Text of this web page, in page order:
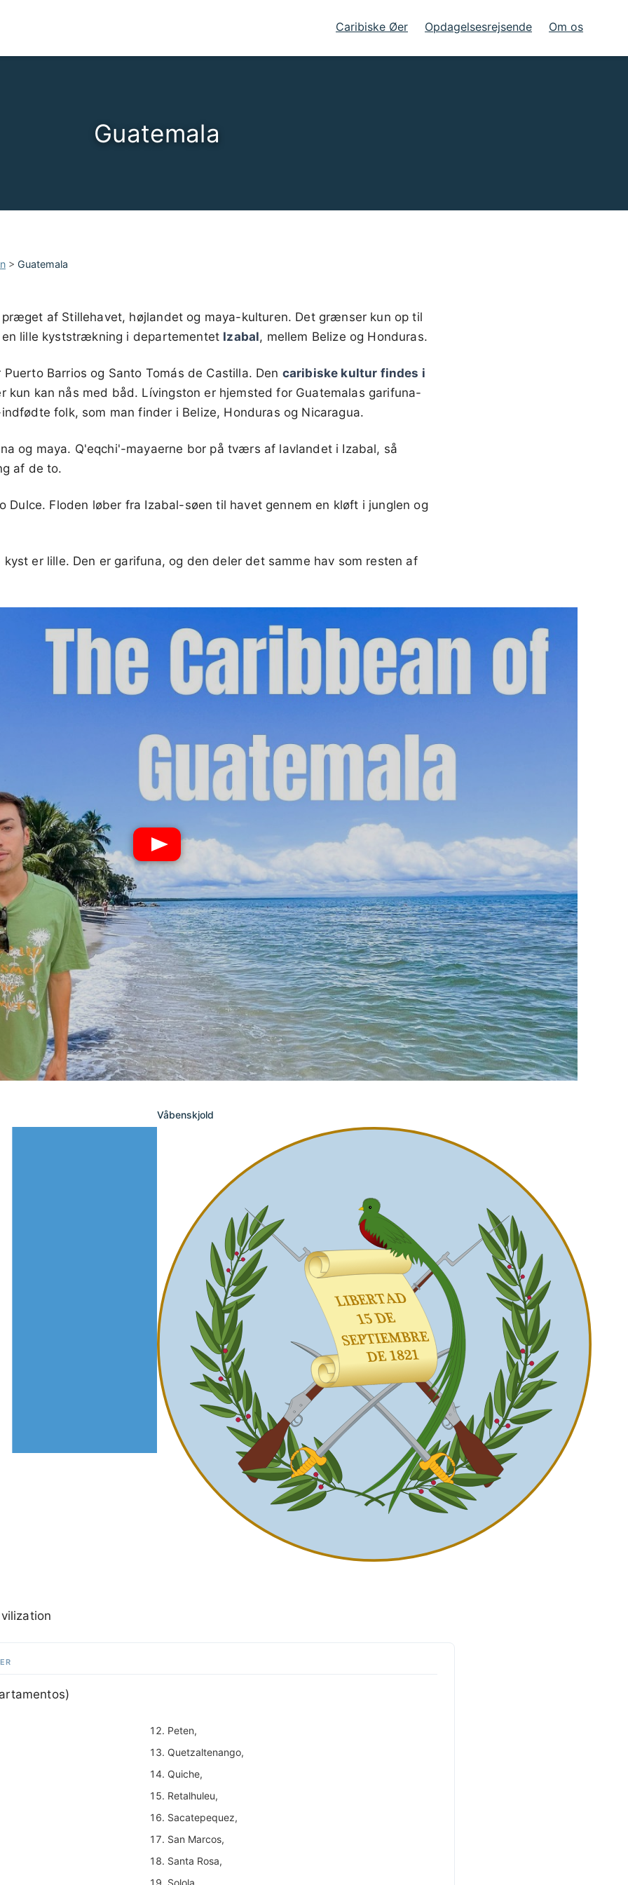
Caribiske Øer Opdagelsesrejsende Om os
Guatemala
> Guatemala
af Stillehavet, højlandet og maya-kulturen. Det grænser kun op til
en lille kyststrækning i departementet Izabal, mellem Belize og Honduras.
Barrios og Santo Tomás de Castilla. Den caribiske kultur findes i
kun kan nås med båd. Lívingston er hjemsted for Guatemalas garifuna-
folk, som man finder i Belize, Honduras og Nicaragua.
og maya. Q'eqchi'-mayaerne bor på tværs af lavlandet i Izabal, så
af de to.
Dulce. Floden løber fra Izabal-søen til havet gennem en kløft i junglen og
kyst er lille. Den er garifuna, og den deler det samme hav som resten af
Våbenskjold
Peten,
Quetzaltenango,
Quiche,
Retalhuleu,
Sacatepequez,
San Marcos,
Santa Rosa,
Solola,